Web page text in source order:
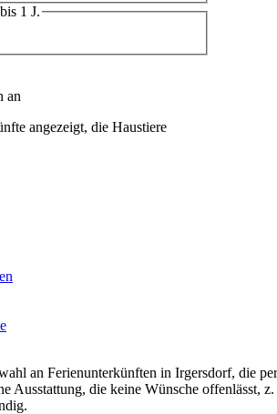
1 J.
an
angezeigt, die Haustiere
an Ferienunterkünften in Irgersdorf, die
Ausstattung, die keine Wünsche offenlässt,